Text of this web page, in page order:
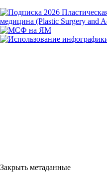
Закрыть метаданные